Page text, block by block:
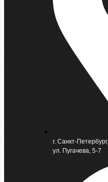
г. Санкт-Петербург,
ул. Пугачева, 5-7